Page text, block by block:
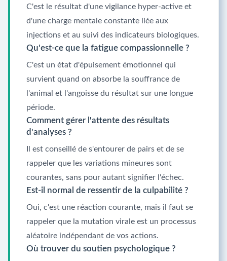
C'est le résultat d'une vigilance hyper-active et
d'une charge mentale constante liée aux
injections et au suivi des indicateurs biologiques.
Qu'est-ce que la fatigue compassionnelle ?
C'est un état d'épuisement émotionnel qui
survient quand on absorbe la souffrance de
l'animal et l'angoisse du résultat sur une longue
période.
Comment gérer l'attente des résultats
d'analyses ?
Il est conseillé de s'entourer de pairs et de se
rappeler que les variations mineures sont
courantes, sans pour autant signifier l'échec.
Est-il normal de ressentir de la culpabilité ?
Oui, c'est une réaction courante, mais il faut se
rappeler que la mutation virale est un processus
aléatoire indépendant de vos actions.
Où trouver du soutien psychologique ?